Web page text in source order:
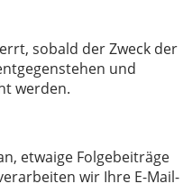
sobald der Zweck der
und
werden.
etwaige Folgebeiträge
wir Ihre E-Mail-